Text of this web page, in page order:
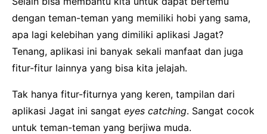
dengan teman-teman yang memiliki hobi yang sama,
apa lagi kelebihan yang dimiliki aplikasi Jagat?
Tenang, aplikasi ini banyak sekali manfaat dan juga
fitur-fitur lainnya yang bisa kita jelajah.
Tak hanya fitur-fiturnya yang keren, tampilan dari
aplikasi Jagat ini sangat eyes catching. Sangat cocok
untuk teman-teman yang berjiwa muda.